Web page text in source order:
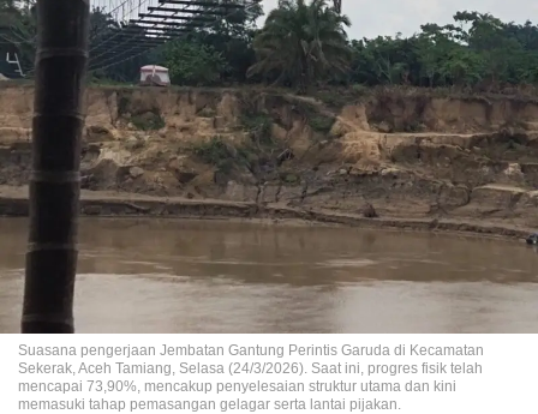
Suasana pengerjaan Jembatan Gantung Perintis Garuda di Kecamatan
Sekerak, Aceh Tamiang, Selasa (24/3/2026). Saat ini, progres fisik telah
mencapai 73,90%, mencakup penyelesaian struktur utama dan kini
memasuki tahap pemasangan gelagar serta lantai pijakan.